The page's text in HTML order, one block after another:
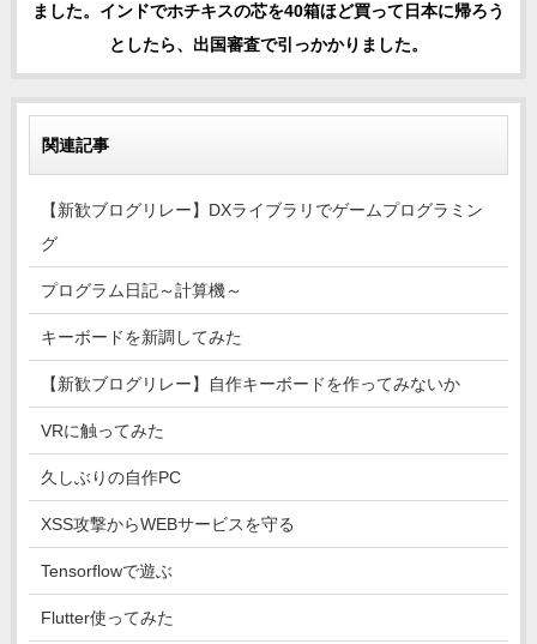
ました。インドでホチキスの芯を40箱ほど買って日本に帰ろう
としたら、出国審査で引っかかりました。
関連記事
【新歓ブログリレー】DXライブラリでゲームプログラミン
グ
プログラム日記～計算機～
キーボードを新調してみた
【新歓ブログリレー】自作キーボードを作ってみないか
VRに触ってみた
久しぶりの自作PC
XSS攻撃からWEBサービスを守る
Tensorflowで遊ぶ
Flutter使ってみた